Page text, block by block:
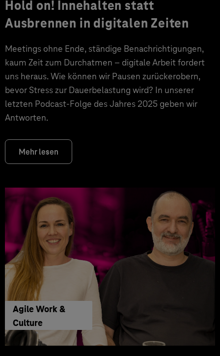
Hold on! Innehalten statt
Ausbrennen in digitalen Zeiten
Meetings ohne Ende, ständige Benachrichtigungen,
kaum Zeit zum Durchatmen – digitale Arbeit fordert
uns heraus. Wie können wir Pausen zurückerobern,
bevor Stress zur Dauerbelastung wird? In unserer
letzten Podcast-Folge des Jahres 2025 geben wir
Antworten.
Mehr lesen
Agile Work &
Culture